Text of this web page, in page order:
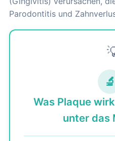
Parodontitis und
🔬
Was Plaque
unter das